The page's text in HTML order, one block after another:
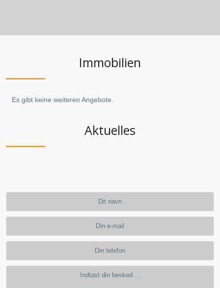
Immobilien
Es gibt keine weiteren Angebote.
Aktuelles